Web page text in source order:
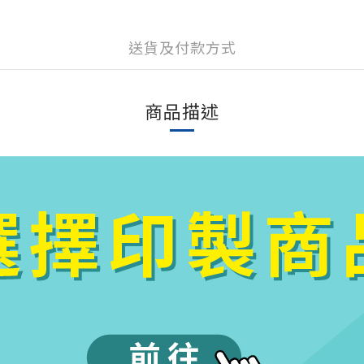
送貨及付款方式
商品描述